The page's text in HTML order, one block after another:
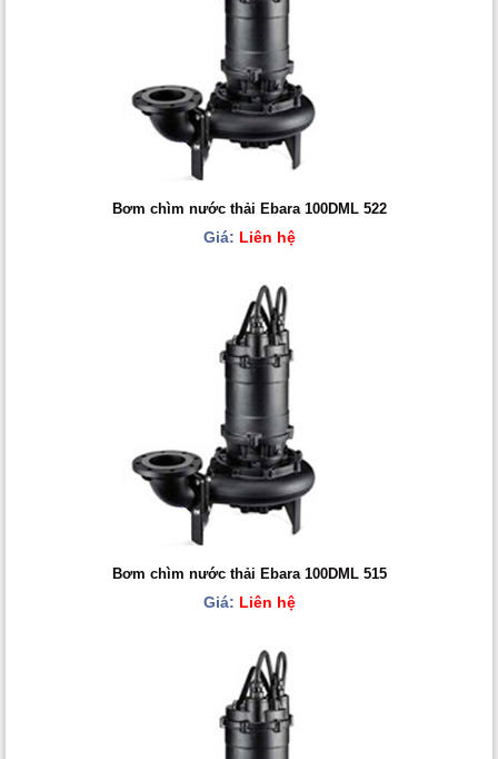
Bơm chìm nước thải Ebara 100DML 522
Giá: Liên hệ
Bơm chìm nước thải Ebara 100DML 515
Giá: Liên hệ